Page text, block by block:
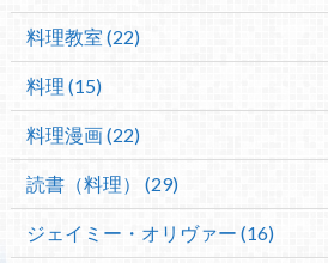
料理教室 (22)
料理 (15)
料理漫画 (22)
読書（料理） (29)
ジェイミー・オリヴァー (16)